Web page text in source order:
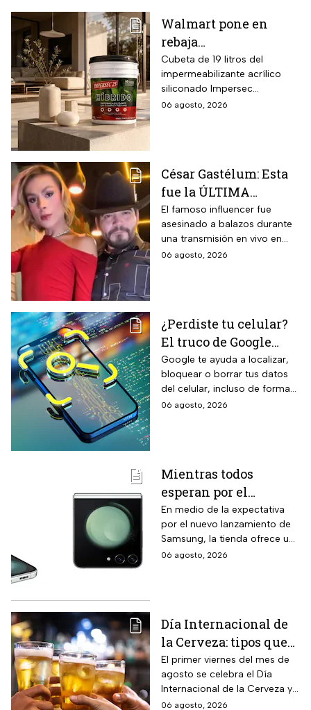
Walmart pone en
rebaja
impermeabilizante
ecológico Impersec 10
años con caucho
reciclado de 19 litros
Cubeta de 19 litros del
impermeabilizante acrílico
siliconado Impersec
formulado con hasta 60 por
térmicas frente al frío y calor,
reducción del paso de ruidos
exteriores y aplicación directa
mediante cepillo de ixtle sin
necesidad de tela de refuerzo
06 agosto, 2026
César Gastélum: Esta
fue la ÚLTIMA
publicación del
influencer en redes
sociales: “La cita
fresita” | VIDEO
El famoso influencer fue
asesinado a balazos durante
una transmisión en vivo en
calles del municipio de
06 agosto, 2026
¿Perdiste tu celular?
El truco de Google
para localizarlo y
proteger tus datos
Google te ayuda a localizar,
bloquear o borrar tus datos
del celular, incluso de forma
remota; debes tener activada
06 agosto, 2026
Mientras todos
esperan por el
Samsung Z Flip8,
Liverpool rebaja y
remata el Galaxy Z
Flip5 de 256GB a tres
En medio de la expectativa
por el nuevo lanzamiento de
Samsung, la tienda ofrece un
modelo anterior a un precio
06 agosto, 2026
Día Internacional de
la Cerveza: tipos que
hay con base en su
sabor y fermentación
El primer viernes del mes de
agosto se celebra el Día
Internacional de la Cerveza y
si quieres celebrarlo
06 agosto, 2026